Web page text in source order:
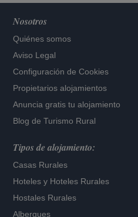
Nosotros
Quiénes somos
Aviso Legal
Configuración de Cookies
Propietarios alojamientos
Anuncia gratis tu alojamiento
Blog de Turismo Rural
Tipos de alojamiento:
Casas Rurales
Hoteles y Hoteles Rurales
Hostales Rurales
Albergues